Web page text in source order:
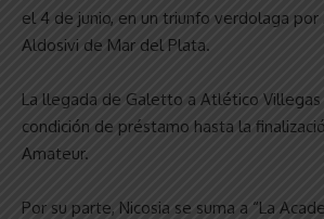
el 4 de junio, en un triunfo verdolaga por
Aldosivi de Mar del Plata.
La llegada de Galetto a Atlético Villegas
condición de préstamo hasta la
Amateur.
Por su parte, Nicosia se suma a “La